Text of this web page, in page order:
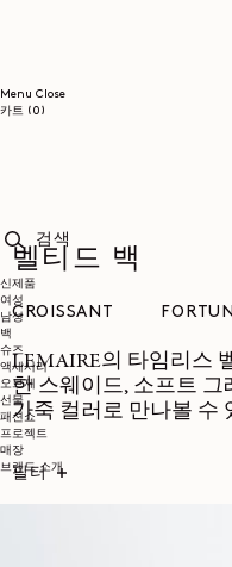
Menu Close
카트 (0)
검색
신제품
여성
남성
백
슈즈
액세서리
오브제
선물
패션쇼
프로젝트
매장
브랜드 소개
벨티드 백
CROISSANT
LEMAIRE의 타임리스
한 스웨이드, 소프트 그
가죽 컬러로 만나볼 수
필터